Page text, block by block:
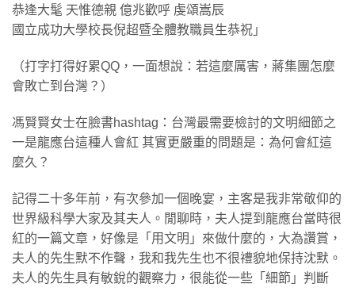
恭逢大髦 天惟德親 億兆歡呼 虔頌嵩辰
國立成功大學校長倪超暨全體教職員生恭祝」
（打字打得好累QQ，一面想說：若這麼厲害，蔣集團怎麼
會敗亡到台灣？）
馮賢賢女士在臉書hashtag：台灣最需要檢討的文明細節之
一是龍應台這種人會紅 其實更嚴重的問題是：為何會紅這
麼久？
記得二十多年前，有次參加一個晚宴，主客是我非常敬仰的
世界級科學大家及其夫人。閒聊時，夫人提到龍應台當時很
紅的一篇文章，好像是「用文明」來做什麼的，大為讚賞，
夫人的先生默不作聲，我和我先生也不很禮貌地保持沈默。
夫人的先生具有敏銳的觀察力，很能從一些「細節」判斷